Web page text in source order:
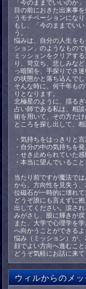
「今のままでいいのか
目の前におきた出来事
うモチベーションになり
もし、「今のままでい
う。
悩みは、自分の人生を
ション」のようなもので
ミッションをクリアす
り、苛立ち、悲しみな
っ暗闇を、手探りでさ
の状態かと落ち込んでし
そんな時に、何千年も
りとなります。
北極星のように、揺る
占い師である私は、相
術を用いて、その方だ
ところを探し出して、
・気持ちをはっきりと
・自分の中の気持ちを
・せき止められていた
・本当に望んでいるこ
当たり前ですが魔法で
から。方向性を見失う
位磁石が一時的に壊れて
どうぞ誰にも言えずに
出してください。涙さ
みがさし、眼に輝きが
また、大学で心理学を
へ向かうことができるよ
悩み（ミッション）が
顔でよい方向へ進むこ
どうぞ気軽にお話に来て
ウィルからのメ